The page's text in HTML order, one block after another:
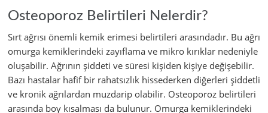
Osteoporoz Belirtileri Nelerdir?
Sırt ağrısı önemli kemik erimesi belirtileri arasındadır. Bu ağrı
omurga kemiklerindeki zayıflama ve mikro kırıklar nedeniyle
oluşabilir. Ağrının şiddeti ve süresi kişiden kişiye değişebilir.
Bazı hastalar hafif bir rahatsızlık hissederken diğerleri şiddetli
ve kronik ağrılardan muzdarip olabilir. Osteoporoz belirtileri
arasında boy kısalması da bulunur. Omurga kemiklerindeki